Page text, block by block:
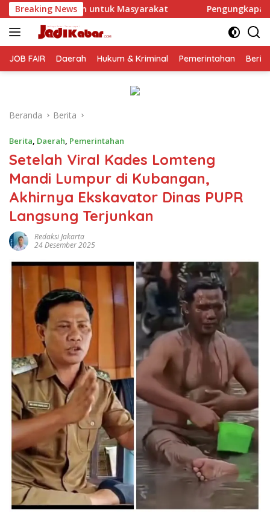
Langsung
ke
konten
Breaking NewsPengungkapan 17 Kasus, Polres Malang
JOB FAIR Daerah Hukum & Kriminal Pemerintahan
Beranda Berita
Berita, Daerah, Pemerintahan
Setelah Viral Kades Lomteng
Mandi Lumpur di Kubangan,
Akhirnya Ekskavator Dinas PUPR
Langsung Terjunkan
Redaksi Jakarta
24 Desember 2025